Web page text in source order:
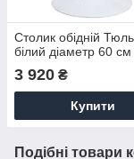
Столик обідній
білий діаметр 60 см
3 920 ₴
Купити
Подібні товари